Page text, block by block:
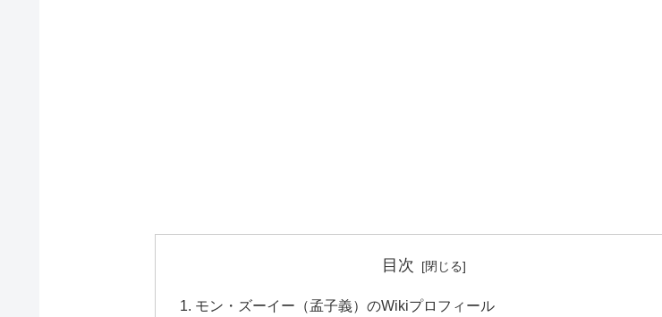
目次
モン・ズーイー（孟子義）のWikiプロフィール